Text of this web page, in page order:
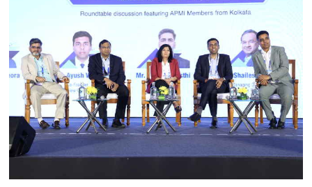
का आरोप-पुलिस के सामने हुआ सब कुछ
मध्य
प्रदेश: धार के पास भीषण सड़क हादसा, गुजरात के छह
युवकों की मौत
भारत की अंतरिक्ष अर्थव्यवस्था
अगले कुछ सालों में 40-45 अरब अमेरिकी डॉलर तक
पहुंचने का अनुमानः डॉ. जितेंद्र सिंह
नेपाल में फिर
मानसून सक्रिय, कई जगह भारी बारिश, बर्फबारी की
संभावना